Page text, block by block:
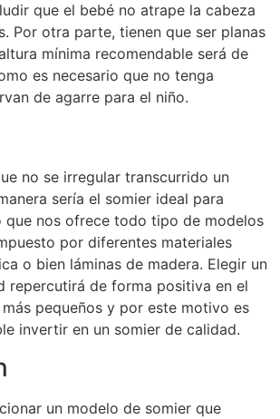
que el bebé no atrape la cabeza
Por otra parte, tienen que ser planas
mínima recomendable será de
es necesario que no tenga
de agarre para el niño.
no se irregular transcurrido un
sería el somier ideal para
que nos ofrece todo tipo de modelos
por diferentes materiales
o bien láminas de madera. Elegir un
repercutirá de forma positiva en el
pequeños y por este motivo es
invertir en un somier de calidad.
un modelo de somier que